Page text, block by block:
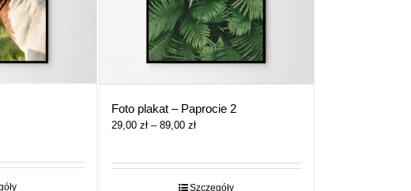
zł
Foto plakat – Paprocie 2
29,00 zł – 89,00 złZakres
29,00 zł
do
Szczegóły